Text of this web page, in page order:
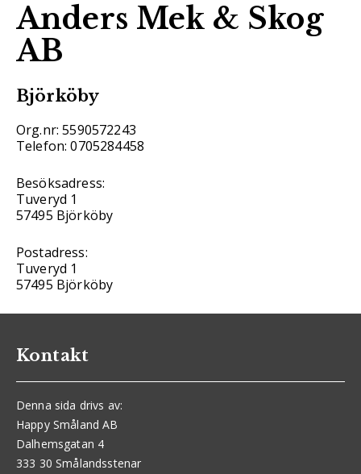
Anders Mek & Skog
AB
Björköby
Org.nr: 5590572243
Telefon: 0705284458
Besöksadress:
Tuveryd 1
57495 Björköby
Postadress:
Tuveryd 1
57495 Björköby
Kontakt
Denna sida drivs av:
Happy Småland AB
Dalhemsgatan 4
333 30 Smålandsstenar